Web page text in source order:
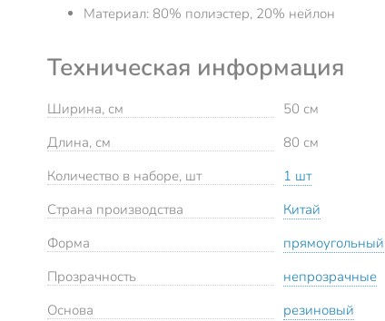
Материал: 80% полиэстер, 20% нейлон
Техническая информация
Ширина, см
50 см
Длина, см
80 см
Количество в наборе, шт
1 шт
Страна производства
Китай
Форма
прямоугольный
Прозрачность
непрозрачные
Основа
резиновый